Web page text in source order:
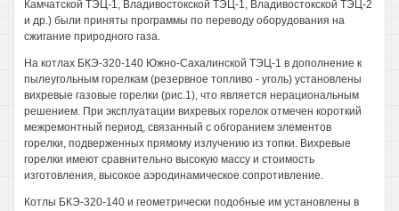
Камчатской ТЭЦ-1, Владивостокской ТЭЦ-1, Владивостокской ТЭЦ-2
и др.) были приняты программы по переводу оборудования на
сжигание природного газа.
На котлах БКЭ-320-140 Южно-Сахалинской ТЭЦ-1 в дополнение к
пылеугольным горелкам (резервное топливо - уголь) установлены
вихревые газовые горелки (рис.1), что является нерациональным
решением. При эксплуатации вихревых горелок отмечен короткий
межремонтный период, связанный с обгоранием элементов
горелки, подверженных прямому излучению из топки. Вихревые
горелки имеют сравнительно высокую массу и стоимость
изготовления, высокое аэродинамическое сопротивление.
Котлы БКЭ-320-140 и геометрически подобные им установлены в